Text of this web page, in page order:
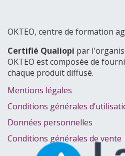
OKTEO, centre de formation
Certifié Qualiopi par
OKTEO est composée de
chaque produit diffusé.
Mentions légales
Conditions générales
Données personnelles
Conditions générales de vente